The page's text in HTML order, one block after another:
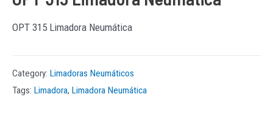
OPT 315 Limadora Neumática
Category: Limadoras Neumáticos
Tags: Limadora, Limadora Neumática